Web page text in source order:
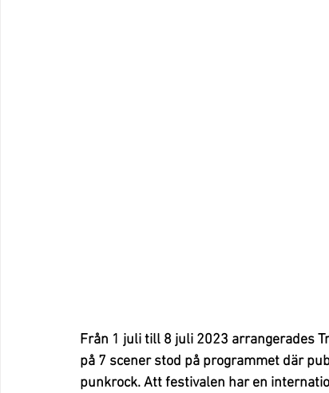
Från 1 juli till 8 juli 2023 arrangerades
på 7 scener stod på programmet där
punkrock. Att festivalen har en